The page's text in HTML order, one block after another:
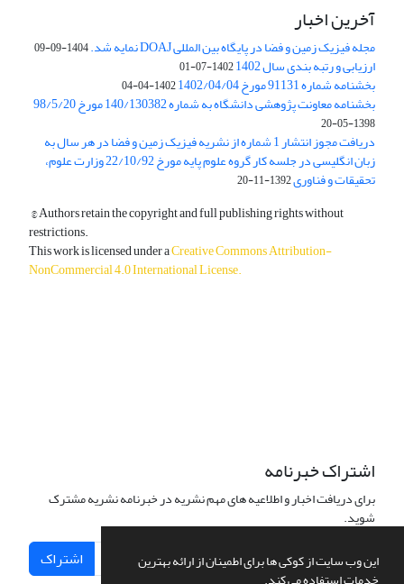
این وب سایت از کوکی ها برای اطمینان از ارائه بهترین
آخرین اخبار
مجله فیزیک زمین و فضا در پایگاه بین المللی DOAJ نمایه شد. 1404-09-09
ارزیابی و رتبه بندی سال 1402 1402-07-01
بخشنامه شماره 91131 مورخ 1402/04/04 1402-04-04
بخشنامه معاونت پژوهشی دانشگاه به شماره 140/130382 مورخ 98/5/20
1398-05-20
دریافت مجوز انتشار 1 شماره از نشریه فیزیک زمین و فضا در هر سال به
زبان انگلیسی در جلسه کار گروه علوم پایه مورخ 22/10/92 وزارت علوم،
تحقیقات و فناوری1392-11-20
© Authors retain the copyright and full publishing rights without
restrictions.
This work is licensed under aCreative Commons Attribution-
NonCommercial 4.0 International License.
اشتراک خبرنامه
برای دریافت اخبار و اطلاعیه های مهم نشریه در خبرنامه نشریه مشترک
شوید.
اشتراک